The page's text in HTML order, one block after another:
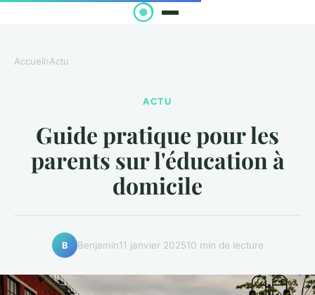
Accueil›Actu
ACTU
Guide pratique pour les
parents sur l'éducation à
domicile
B Benjamin11 janvier 202510 min de lecture